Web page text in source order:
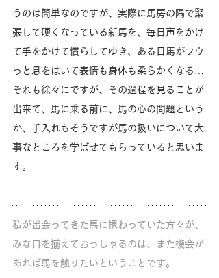
うのは簡単なのですが、実際に馬房の隅で緊
張して硬くなっている新馬を、毎日声をかけ
て手をかけて慣らしてゆき、ある日馬がフウ
っと息をはいて表情も身体も柔らかくなる…
それも徐々にですが、その過程を見ることが
出来て、馬に乗る前に、馬の心の問題という
か、手入れもそうですが馬の扱いについて大
事なところを学ばせてもらっていると思いま
す。
私が出会ってきた馬に携わっていた方々が、
みな口を揃えておっしゃるのは、また機会が
あれば馬を触りたいということです。